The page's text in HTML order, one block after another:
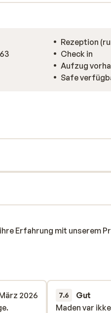
Rezeption
Check in
Aufzug
Safe
Erfahrung mit unserem
2026
7.6 Gut
Maden var
Maden var